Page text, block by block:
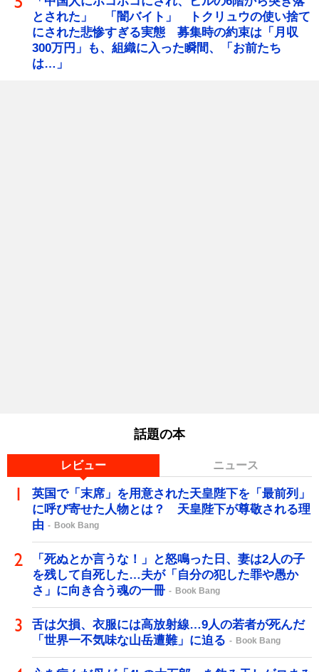
とされた」 「闇バイト」 トクリュウの使い捨て
にされた悲惨すぎる実態 募集時の約束は「月収
300万円」も、組織に入った瞬間、「お前たち
は…」
話題の本
レビュー ニュース
英国で「末席」を用意された天皇陛下を「最前列」
に呼び寄せた人物とは？ 天皇陛下が尊敬される理
由
Book Bang
「死ぬとか言うな！」と怒鳴った日、妻は2人の子
を残して自死した…夫が「自分の犯した罪や愚か
さ」に向き合う魂の一冊
Book Bang
舌は欠損、衣服には高放射線…9人の若者が死んだ
「世界一不気味な山岳遭難」に迫る
Book Bang